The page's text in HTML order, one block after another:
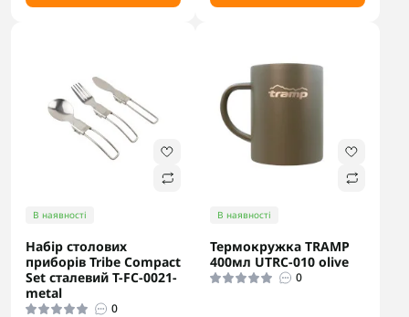
В наявності
Набір столових
приборів Tribe Compact
Set сталевий T-FC-0021-
metal
0
В наявності
Термокружка TRAMP
400мл UTRC-010 olive
0